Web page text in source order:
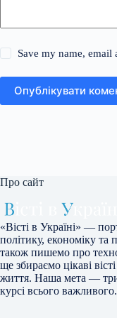
Save my name,
Опублікувати
Про сайт
«Вісті в Україні» —
політику, економіку та
також пишемо про
ще збираємо цікаві
життя. Наша мета —
курсі всього важливого.